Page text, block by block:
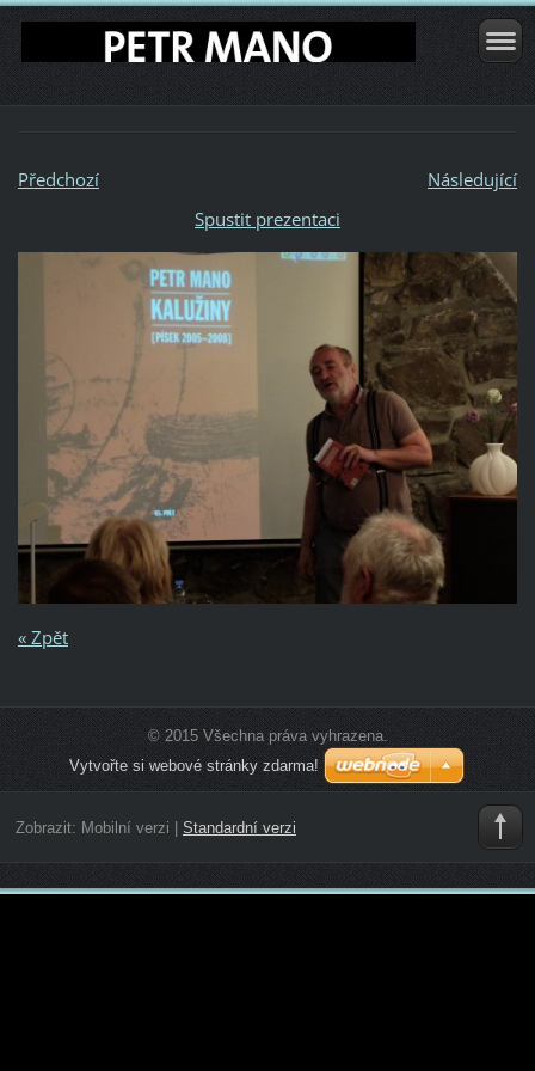
Předchozí
Následující
Spustit prezentaci
« Zpět
© 2015 Všechna práva vyhrazena.
Vytvořte si webové stránky zdarma!
Zobrazit: Mobilní verzi Standardní verzi